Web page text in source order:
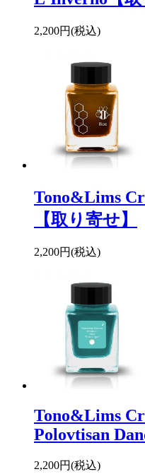
2,200円(税込)
Tono&Lims
【取り寄せ】
2,200円(税込)
Tono&Lims
Polovtisan
2,200円(税込)